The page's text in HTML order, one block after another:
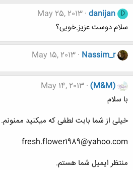
D
danijan
May 25, 2013
سلام دوست عزیز.خوبی؟
Nassim_r
May 15, 2013
(M&M)
May 14, 2013
با سلام
خیلی از شما بابت لطفی که میکنید ممنونم.
fresh.flower1989@yahoo.com
منتظر ایمیل شما هستم.